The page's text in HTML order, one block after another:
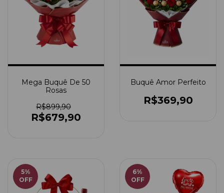
Mega Buquê De 50
Rosas
R$899,90
R$679,90
Buquê Amor Perfeito
R$369,90
5%
OFF
6%
OFF